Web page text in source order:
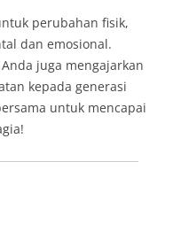
perubahan fisik,
dan emosional.
juga mengajarkan
kepada generasi
untuk mencapai